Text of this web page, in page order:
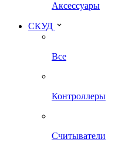
Аксессуары
СКУД
Все
Контроллеры
Считыватели